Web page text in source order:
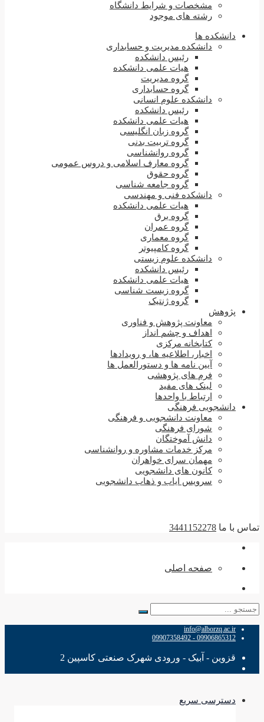
مشخصات و شرایط دانشگاه
رشته های موجود
دانشکده ها
دانشکده مدیریت و حسابداری
رئیس دانشکده
هیات علمی دانشکده
گروه مدیریت
گروه حسابداری
دانشکده علوم انسانی
رئیس دانشکده
هیات علمی دانشکده
گروه زبان انگلیسی
گروه تربیت بدنی
گروه روانشناسی
گروه معارف اسلامی و دروس عمومی
گروه حقوق
گروه جامعه شناسی
دانشکده فنی و مهندسی
هیات علمی دانشکده
گروه برق
گروه عمران
گروه معماری
گروه کامپیوتر
دانشکده علوم زیستی
رئیس دانشکده
هیات علمی دانشکده
گروه زیست شناسی
گروه ژنتیک
پژوهش
معاونت پژوهش و فناوری
اهداف و چشم انداز
کتابخانه مرکزی
اخبار، اطلاعیه ها، و رویدادها
آیین نامه ها و دستورالعمل ها
فرم های پژوهشی
لینک های مفید
ارتباط با واحدها
دانشجویی فرهنگی
معاونت دانشجویی و فرهنگی
شورای فرهنگی
دانش آموختگان
مرکز خدمات مشاوره و روانشناسی
مهمان سرای خواهران
کانون های دانشجویی
سرویس ایاب و ذهاب دانشجویی
تماس با ما 3441152278
صفحه اصلی
جستجو
info@alborzq.ac.ir
09906865312 - 09907358492
قزوین - آبیک - ورودی شهرک صنعتی کاسپین 2
دسترسی سریع